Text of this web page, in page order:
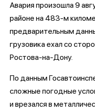
Авария произошла 9
районе на 483-м
предварительным
грузовика ехал со
Ростова-на-Дону.
По данным
сложные погодные
и врезался в